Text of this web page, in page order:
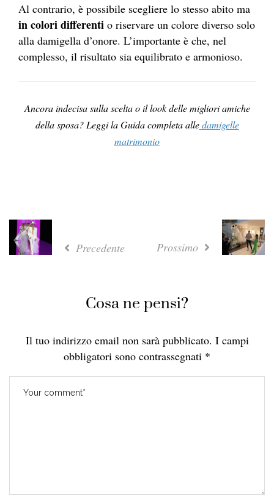
Al contrario, è possibile scegliere lo stesso abito ma
in colori differenti o riservare un colore diverso solo
alla damigella d’onore. L’importante è che, nel
complesso, il risultato sia equilibrato e armonioso.
Ancora indecisa sulla scelta o il look delle migliori amiche
della sposa? Leggi la Guida completa alledamigelle
matrimonio
Precedente Prossimo
Cosa ne pensi?
Il tuo indirizzo email non sarà pubblicato. I campi
obbligatori sono contrassegnati *